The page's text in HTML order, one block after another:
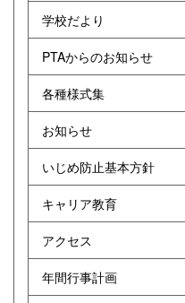
学校だより
PTAからのお知らせ
各種様式集
お知らせ
いじめ防止基本方針
キャリア教育
アクセス
年間行事計画